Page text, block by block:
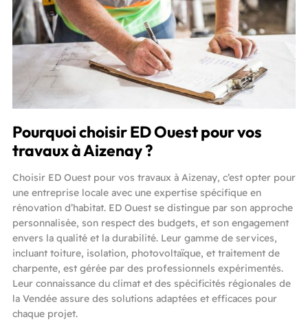
Pourquoi choisir ED Ouest pour vos
travaux à Aizenay ?
Choisir ED Ouest pour vos travaux à Aizenay, c’est opter pour
une entreprise locale avec une expertise spécifique en
rénovation d’habitat. ED Ouest se distingue par son approche
personnalisée, son respect des budgets, et son engagement
envers la qualité et la durabilité. Leur gamme de services,
incluant toiture, isolation, photovoltaïque, et traitement de
charpente, est gérée par des professionnels expérimentés.
Leur connaissance du climat et des spécificités régionales de
la Vendée assure des solutions adaptées et efficaces pour
chaque projet.